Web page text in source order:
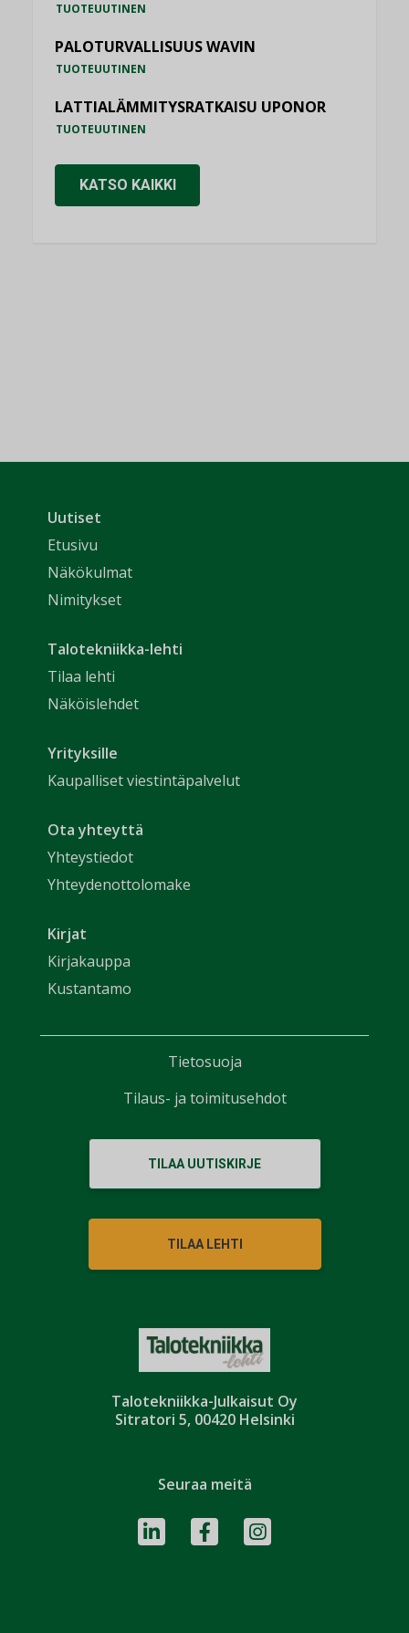
TUOTEUUTINEN
PALOTURVALLISUUS WAVIN
TUOTEUUTINEN
LATTIALÄMMITYSRATKAISU UPONOR
TUOTEUUTINEN
KATSO KAIKKI
Talotekniikka-Julkaisut Oy
Sitratori 5, 00420 Helsinki
Uutiset
Etusivu
Näkökulmat
Nimitykset
Talotekniikka-lehti
Tilaa lehti
Näköislehdet
Yrityksille
Kaupalliset viestintäpalvelut
Ota yhteyttä
Yhteystiedot
Yhteydenottolomake
Kirjat
Kirjakauppa
Kustantamo
TILAA UUTISKIRJE
TILAA LEHTI
Seuraa meitä
Tietosuoja
Tilaus- ja toimitusehdot